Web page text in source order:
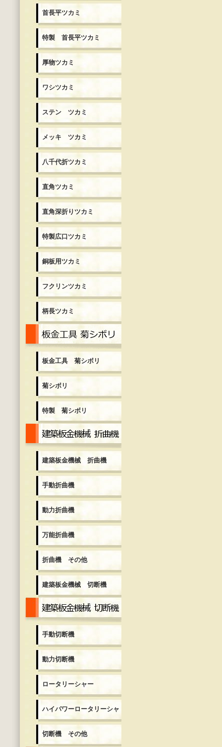
首長平ツカミ
特製 首長平ツカミ
厚物ツカミ
ワシツカミ
ステン ツカミ
メッキ ツカミ
八千代折ツカミ
直角ツカミ
直角深折りツカミ
特製広口ツカミ
銅板用ツカミ
フクリンツカミ
柄長ツカミ
板金工具 菊シボリ
菊シボリ
特製 菊シボリ
建築板金機械 折曲機
手動折曲機
動力折曲機
万能折曲機
折曲機 その他
建築板金機械 切断機
手動切断機
動力切断機
ロータリーシャー
ハイパワーロータリーシャ
切断機 その他